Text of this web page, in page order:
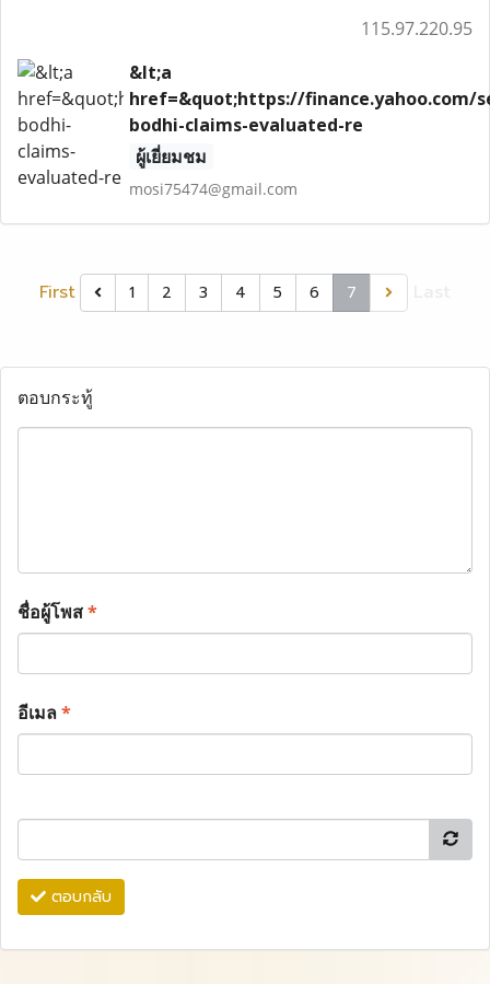
115.97.220.95
&lt;a
href=&quot;https://
bodhi-claims-evaluated-re
ผู้เยี่ยมชม
mosi75474@gmail.com
First 1 2 3 4 5 6 7
ตอบกระทู้
ชื่อผู้โพส*
อีเมล*
ตอบกลับ